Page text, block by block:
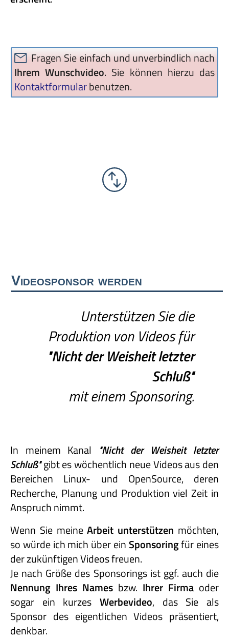
Fragen Sie einfach und unverbindlich nach
Ihrem Wunschvideo. Sie können hierzu das
Kontaktformularbenutzen.
Videosponsor werden
Unterstützen Sie die
Produktion von Videos für
"Nichtder Weisheitletzter
Schluß"
mit einem Sponsoring.
In meinem Kanal "Nicht der Weisheit letzter
Schluß"gibt es wöchentlich neue Videos aus den
Bereichen Linux- und OpenSource, deren
Recherche, Planung und Produktion viel Zeit in
Anspruch nimmt.
Wenn Sie meineArbeit unterstützen möchten,
so würde ich mich über einSponsoringfür eines
der zukünftigen Videos freuen.
Je nach Größe des Sponsorings ist ggf. auch die
Nennung Ihres Names bzw. Ihrer Firma oder
sogar ein kurzes Werbevideo, das Sie als
Sponsor des eigentlichen Videos präsentiert,
denkbar.